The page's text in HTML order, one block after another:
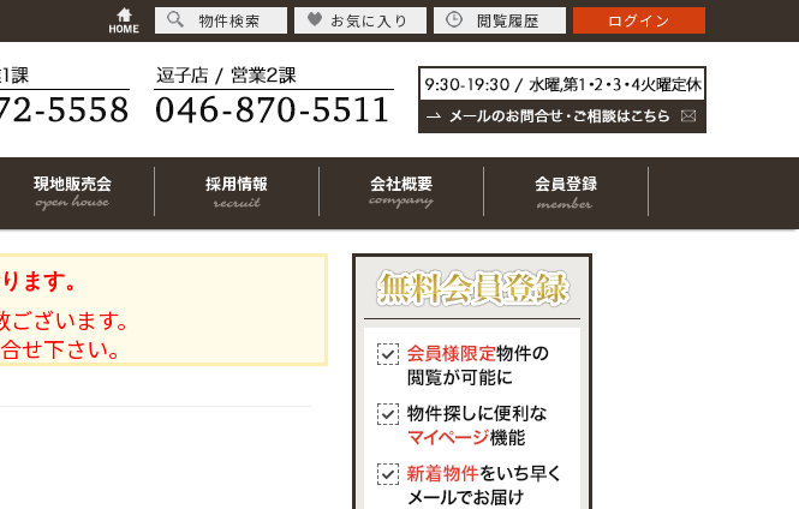
現地販売会 採用情報 会社概要 会員登録
ます。
ざいます。
せ下さい。
物件検索 お気に入り 閲覧履歴 ログイン